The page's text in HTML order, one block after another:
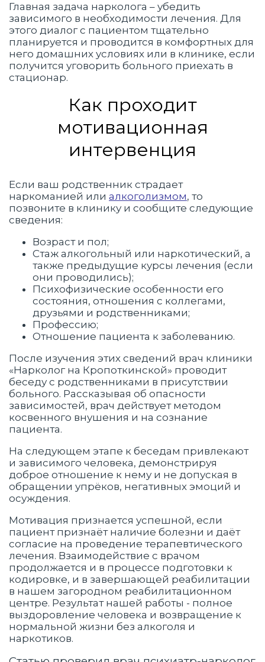
Главная задача нарколога – убедить
зависимого в необходимости лечения. Для
этого диалог с пациентом тщательно
планируется и проводится в комфортных для
него домашних условиях или в клинике, если
получится уговорить больного приехать в
стационар.
Как проходит
мотивационная
интервенция
Если ваш родственник страдает
наркоманией или алкоголизмом, то
позвоните в клинику и сообщите следующие
сведения:
Возраст и пол;
Стаж алкогольный или наркотический, а
также предыдущие курсы лечения (если
они проводились);
Психофизические особенности его
состояния, отношения с коллегами,
друзьями и родственниками;
Профессию;
Отношение пациента к заболеванию.
После изучения этих сведений врач клиники
«Нарколог на Кропоткинской» проводит
беседу с родственниками в присутствии
больного. Рассказывая об опасности
зависимостей, врач действует методом
косвенного внушения и на сознание
пациента.
На следующем этапе к беседам привлекают
и зависимого человека, демонстрируя
доброе отношение к нему и не допуская в
обращении упрёков, негативных эмоций и
осуждения.
Мотивация признается успешной, если
пациент признаёт наличие болезни и даёт
согласие на проведение терапевтического
лечения. Взаимодействие с врачом
продолжается и в процессе подготовки к
кодировке, и в завершающей реабилитации
в нашем загородном реабилитационном
центре. Результат нашей работы - полное
выздоровление человека и возвращение к
нормальной жизни без алкоголя и
наркотиков.